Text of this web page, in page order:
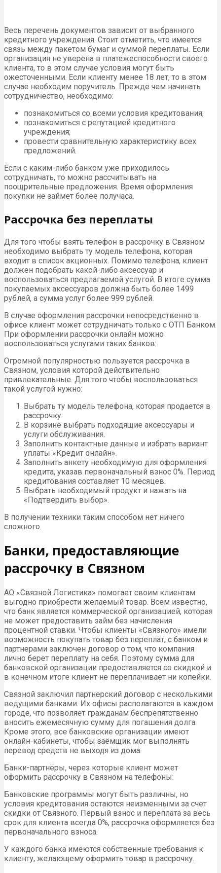
Весь перечень документов зависит от выбранного
кредитного учреждения. Стоит отметить, что имеется
связь между пакетом бумаг и суммой переплаты. Если
организация не уверена в платежеспособности своего
клиента, то в этом случае условия могут быть
ожесточенными. Если клиенту менее 18 лет, то в этом
случае необходим поручитель. Прежде чем начинать
сотрудничество, необходимо:
познакомиться со всеми условия кредитования;
познакомиться с репутацией кредитного
учреждения;
провести сравнительную характеристику всех
предложений.
Если с каким-либо банком уже приходилось
сотрудничать, то можно рассчитывать на
поощрительные предложения. Время оформления
покупки не займет более получаса.
Рассрочка без переплаты
Для того чтобы взять телефон в рассрочку в Связном
необходимо выбрать ту модель телефона, которая
входит в список акционных. Помимо телефона, клиент
должен подобрать какой-либо аксессуар и
воспользоваться предлагаемой услугой. В итоге сумма
покупаемых аксессуаров должна быть более 1499
рублей, а сумма услуг более 999 рублей.
В случае оформления рассрочки непосредственно в
офисе клиент может сотрудничать только с ОТП Банком.
При оформлении рассрочки онлайн можно
воспользоваться услугами таких банков:
Огромной популярностью пользуется рассрочка в
Связном, условия которой действительно
привлекательные. Для того чтобы воспользоваться
такой услугой нужно:
Выбрать ту модель телефона, которая продается в
рассрочку.
В корзине выбрать подходящие аксессуары и
услуги обслуживания.
Заполнить контактные данные и избрать вариант
уплаты «Кредит онлайн».
Заполнить анкету необходимую для оформления
кредита, указав первоначальный взнос 0%. Период
кредитования составляет 10 месяцев.
Выбрать необходимый продукт и нажать на
«Подтвердить выбор».
В получении техники таким способом нет ничего
сложного.
Банки, предоставляющие
рассрочку в Связном
АО «Связной Логистика» помогает своим клиентам
выгодно приобрести желаемый товар. Всем известно,
что банк является коммерческой организацией, которая
не может предоставить займ без начисления
процентной ставки. Чтобы клиенты «Связного» имели
возможность покупать товар без переплат, с банком и
партнерами заключен договор о том, что компания
лично берет переплату на себя. Поэтому сумма для
банковской организации предоставляется со скидкой и
в конечном итоге клиент не переплачивает ни копейки.
Связной заключил партнерский договор с несколькими
ведущими банками. Их офисы располагаются в каждом
городе, что позволяет гражданам беспрепятственно
вносить ежемесячную сумму для погашения долга.
Кроме этого, все банковские организации имеют
онлайн-кабинеты, чтобы заёмщик мог выполнять
перевод средств не выходя из дома.
Банки-партнёры, через которые клиент может
оформить рассрочку в Связном на телефоны:
Банковские программы могут быть различны, но
условия кредитования остаются неизменными за счет
скидки от Связного. Первый взнос и переплата за весь
срок для клиента всегда 0%, рассрочка оформляется без
первоначального взноса.
У каждого банка имеются собственные требования к
клиенту, желающему оформить товар в рассрочку.